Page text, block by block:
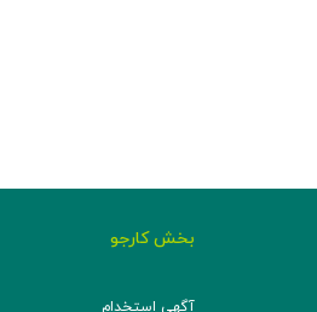
بخش کارجو
آگهی استخدام